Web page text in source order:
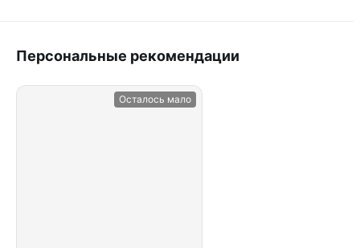
Персональные рекомендации
Осталось мало